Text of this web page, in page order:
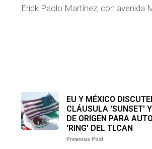
Erick Paolo Martínez, con avenida
EU Y MÉXICO
CLÁUSULA 'SUNSET'
DE ORIGEN PARA
'RING' DEL TLCAN
Previous Post